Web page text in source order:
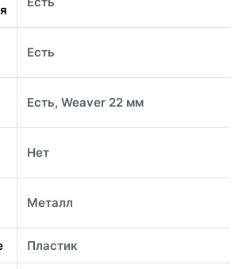
Есть
Есть, Weaver 22 мм
Нет
Металл
Пластик